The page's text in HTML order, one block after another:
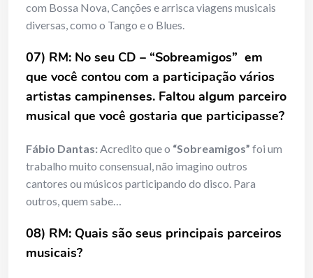
com Bossa Nova, Canções e arrisca viagens musicais
diversas, como o Tango e o Blues.
07) RM: No seu CD – “Sobreamigos” em
que você contou com a participação vários
artistas campinenses. Faltou algum parceiro
musical que você gostaria que participasse?
Fábio Dantas:Acredito que o “Sobreamigos” foi um
trabalho muito consensual, não imagino outros
cantores ou músicos participando do disco. Para
outros, quem sabe…
08) RM: Quais são seus principais parceiros
musicais?